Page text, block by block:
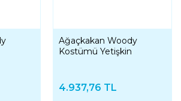
Ağaçkakan Woody
Kostümü Yetişkin
4.937,76 TL